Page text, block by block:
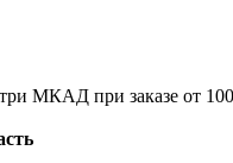
МКАД при заказе от